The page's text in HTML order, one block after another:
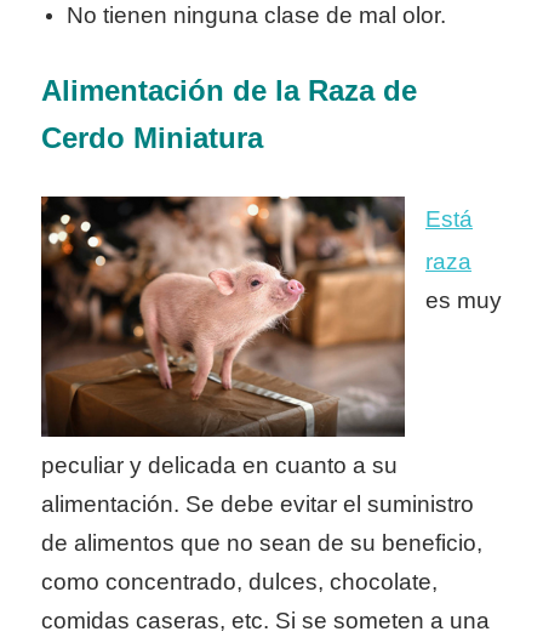
No tienen ninguna clase de mal olor.
Alimentación de la Raza de
Cerdo Miniatura
Está
raza
es muy
peculiar y delicada en cuanto a su
alimentación. Se debe evitar el suministro
de alimentos que no sean de su beneficio,
como concentrado, dulces, chocolate,
comidas caseras, etc. Si se someten a una